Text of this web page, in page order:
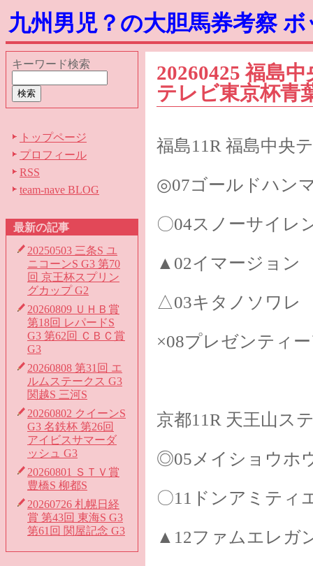
九州男児？の大胆馬券考察
キーワード検索
トップページ
プロフィール
RSS
team-nave BLOG
最新の記事
20250503 三条S ユ
ニコーンS G3 第70
回 京王杯スプリン
グカップ G2
20260809 ＵＨＢ賞
第18回 レパードS
G3 第62回 ＣＢＣ賞
G3
20260808 第31回 エ
ルムステークス G3
関越S 三河S
20260802 クイーンS
G3 名鉄杯 第26回
アイビスサマーダ
ッシュ G3
20260801 ＳＴＶ賞
豊橋S 柳都S
20260726 札幌日経
賞 第43回 東海S G3
第61回 関屋記念 G3
20260425 福島
テレビ東京杯青
福島11R 福島中央
◎07ゴールドハン
〇04スノーサイレ
▲02イマージョン
△03キタノソワレ
×08プレゼンティ
京都11R 天王山ス
◎05メイショウホ
〇11ドンアミティ
▲12ファムエレガ